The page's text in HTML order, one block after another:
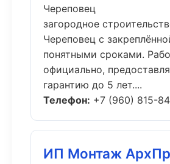
Череповец
загородное
Череповец с
понятными сроками.
официально,
гарантию до 5 лет....
Телефон: +7 (960) 815-
ИП Монтаж